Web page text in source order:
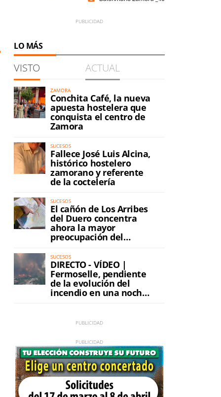
LO MÁS
VISTO ACTUAL
ZAMORA
Conchita Café, la nueva
apuesta hostelera que
conquista el centro de
Zamora
SUCESOS
Fallece José Luis Alcina,
histórico hostelero
zamorano y referente
de la coctelería
SUCESOS
El cañón de Los Arribes
del Duero concentra
ahora la mayor
preocupación del
incendio
SUCESOS
DIRECTO - VÍDEO |
Fermoselle, pendiente
de la evolución del
incendio en una noche